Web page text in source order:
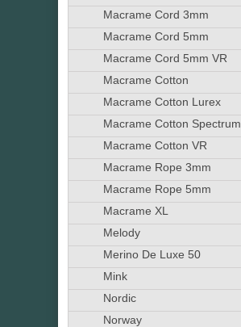
Macrame Cord 3mm
Macrame Cord 5mm
Macrame Cord 5mm VR
Macrame Cotton
Macrame Cotton Lurex
Macrame Cotton Spectrum
Macrame Cotton VR
Macrame Rope 3mm
Macrame Rope 5mm
Macrame XL
Melody
Merino De Luxe 50
Mink
Nordic
Norway